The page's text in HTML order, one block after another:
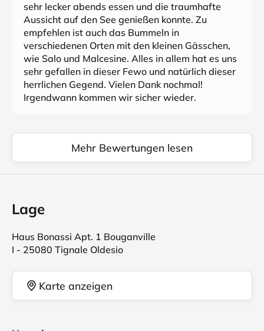
sehr lecker abends essen und die traumhafte
Aussicht auf den See genießen konnte. Zu
empfehlen ist auch das Bummeln in
verschiedenen Orten mit den kleinen Gässchen,
wie Salo und Malcesine. Alles in allem hat es uns
sehr gefallen in dieser Fewo und natürlich dieser
herrlichen Gegend. Vielen Dank nochmal!
Irgendwann kommen wir sicher wieder.
Mehr Bewertungen lesen
Lage
Haus Bonassi Apt. 1 Bouganville
I - 25080 Tignale Oldesio
Karte anzeigen